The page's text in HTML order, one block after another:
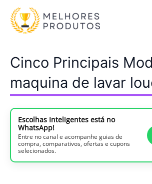
para
Cinco Principais
maquina de lavar
Escolhas Inteligentes está no
WhatsApp!
Entre no canal e acompanhe guias de
compra, comparativos, ofertas e cupons
selecionados.